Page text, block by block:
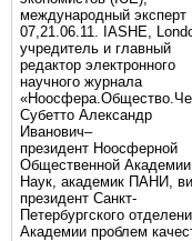
международный эксперт
07,21.06.11. IASHE,
учредитель и главный
редактор электронного
научного журнала
Субетто Александр
Иванович–
президент Ноосферной
Общественной Академии
Наук, академик ПАНИ,
президент Санкт-
Петербургского
Академии проблем